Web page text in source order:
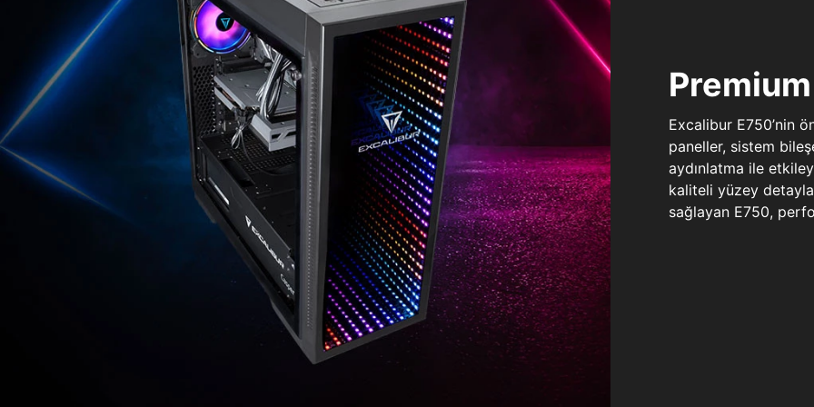
Premium
Excalibur E750’nin
paneller, sistem
aydınlatma ile
kaliteli yüzey
sağlayan E750,